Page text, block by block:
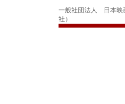
一般社団法人 日本映
社）